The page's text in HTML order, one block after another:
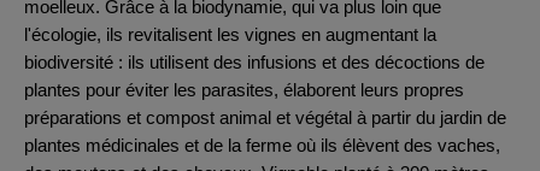
moelleux. Grâce à la biodynamie, qui va plus loin que
l'écologie, ils revitalisent les vignes en augmentant la
biodiversité : ils utilisent des infusions et des décoctions de
plantes pour éviter les parasites, élaborent leurs propres
préparations et compost animal et végétal à partir du jardin de
plantes médicinales et de la ferme où ils élèvent des vaches,